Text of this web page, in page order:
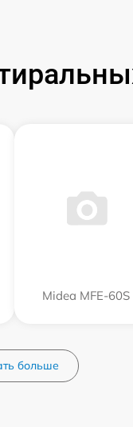
Midea MFE-60S
больше